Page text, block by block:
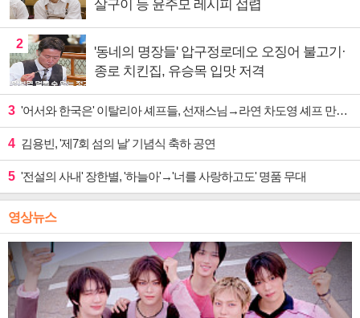
살구이 등 윤주모 레시피 섭렵
2
'동네의 명장들' 압구정로데오 오징어 불고기·
종로 치킨집, 유승목 입맛 저격
3 '어서와 한국은' 이탈리아 셰프들, 선재스님→라연 차도영 셰프 만난다
4 김용빈, '제7회 섬의 날' 기념식 축하 공연
5 '전설의 사내' 장한별, '하늘아'→'너를 사랑하고도' 명품 무대
영상뉴스